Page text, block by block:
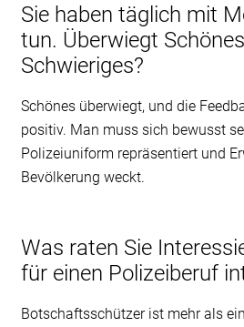
Sie haben täglich mit
tun. Überwiegt
Schwieriges?
Schönes überwiegt, und die
positiv. Man muss sich bewusst
Polizeiuniform repräsentiert und
Bevölkerung weckt.
Was raten Sie
für einen Polizeiberuf
Botschaftsschützer ist mehr als